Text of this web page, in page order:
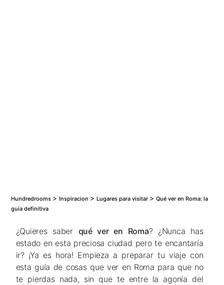
Hundredrooms >Inspiracion >Lugares para visitar >Qué ver en Roma: la
guía definitiva
¿Quieres saber qué ver en Roma? ¿Nunca has
estado en esta preciosa ciudad pero te encantaría
ir? ¡Ya es hora! Empieza a preparar tu viaje con
esta guía de cosas que ver en Roma para que no
te pierdas nada, sin que te entre la agonía del